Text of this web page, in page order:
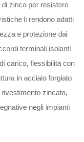
zinco per resistere
li rendono adatti
e protezione dai
terminali isolanti
carico, flessibilità con
in acciaio forgiato
zincato,
negli impianti